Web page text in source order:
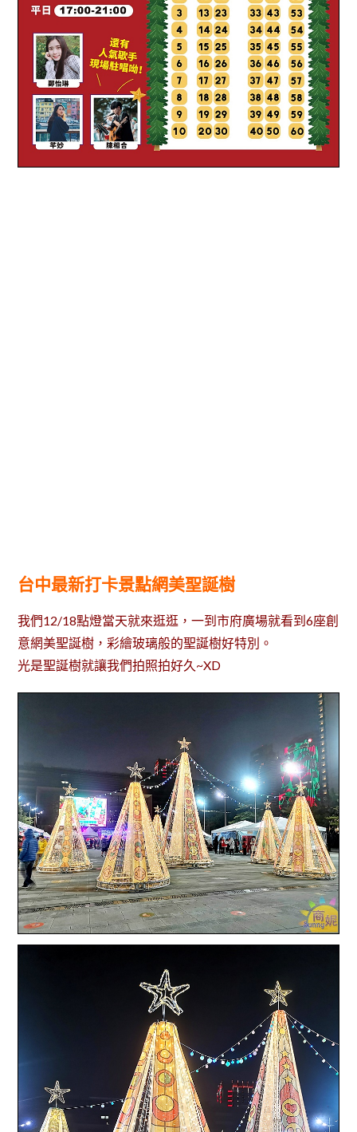
台中最新打卡景點網美聖誕樹
我們12/18點燈當天就來逛逛，一到市府廣場就看到6座創
意網美聖誕樹，彩繪玻璃般的聖誕樹好特別。
光是聖誕樹就讓我們拍照拍好久~XD